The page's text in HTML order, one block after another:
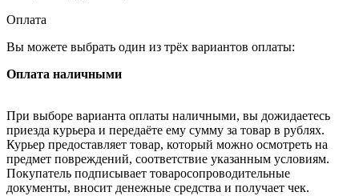
Оплата
Вы можете выбрать один из трёх вариантов оплаты:
Оплата наличными
При выборе варианта оплаты наличными, вы дожидаетесь
приезда курьера и передаёте ему сумму за товар в рублях.
Курьер предоставляет товар, который можно осмотреть на
предмет повреждений, соответствие указанным условиям.
Покупатель подписывает товаросопроводительные
документы, вносит денежные средства и получает чек.